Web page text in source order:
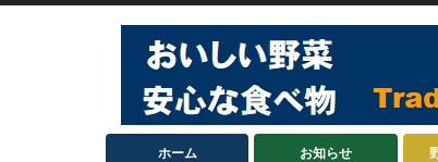
ホーム お知らせ